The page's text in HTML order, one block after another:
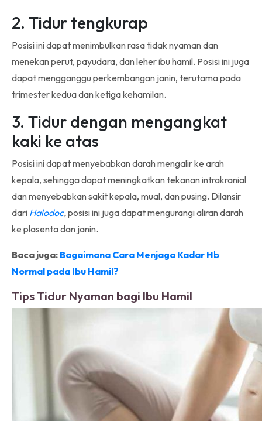
2. Tidur tengkurap
Posisi ini dapat menimbulkan rasa tidak nyaman dan
menekan perut, payudara, dan leher ibu hamil. Posisi ini juga
dapat mengganggu perkembangan janin, terutama pada
trimester kedua dan ketiga kehamilan.
3. Tidur dengan mengangkat
kaki ke atas
Posisi ini dapat menyebabkan darah mengalir ke arah
kepala, sehingga dapat meningkatkan tekanan intrakranial
dan menyebabkan sakit kepala, mual, dan pusing. Dilansir
dari Halodoc,posisi ini juga dapat mengurangi aliran darah
ke plasenta dan janin.
Baca juga: Bagaimana Cara Menjaga Kadar Hb
Normal pada Ibu Hamil?
Tips Tidur Nyaman bagi Ibu Hamil